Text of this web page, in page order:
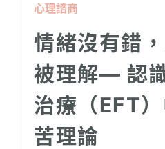
心理諮商
情緒沒有錯
被理解— 認
治療（EFT
苦理論